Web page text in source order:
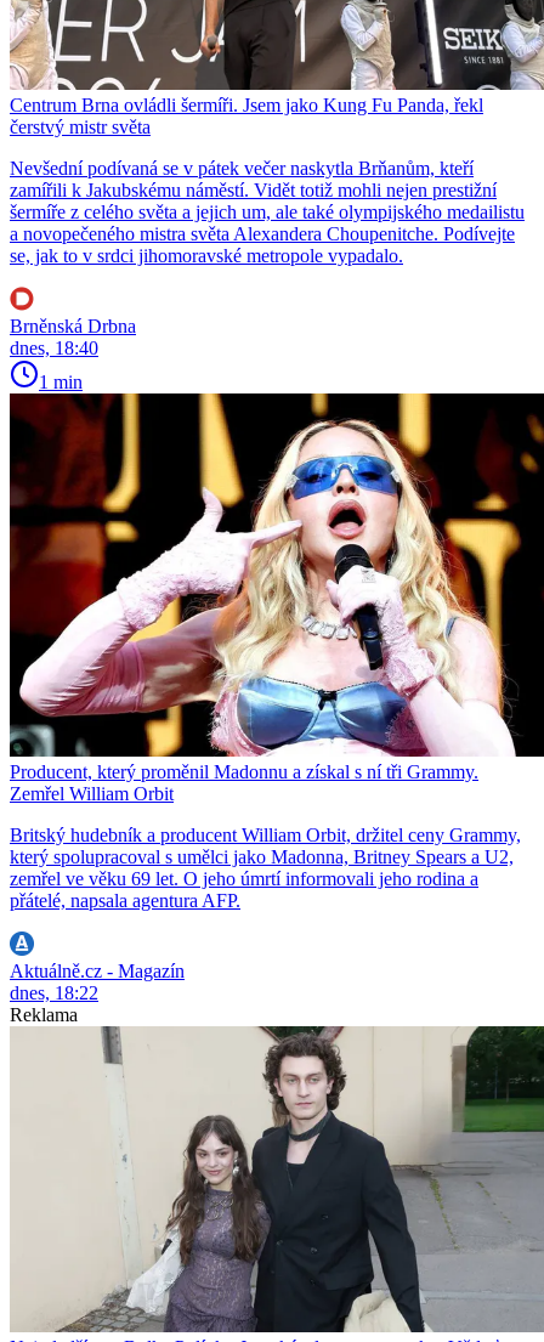
Centrum Brna ovládli šermíři. Jsem jako Kung Fu Panda, řekl
čerstvý mistr světa
Nevšední podívaná se v pátek večer naskytla Brňanům, kteří
zamířili k Jakubskému náměstí. Vidět totiž mohli nejen prestižní
šermíře z celého světa a jejich um, ale také olympijského medailistu
a novopečeného mistra světa Alexandera Choupenitche. Podívejte
se, jak to v srdci jihomoravské metropole vypadalo.
Brněnská Drbna
dnes, 18:40
1 min
Producent, který proměnil Madonnu a získal s ní tři Grammy.
Zemřel William Orbit
Britský hudebník a producent William Orbit, držitel ceny Grammy,
který spolupracoval s umělci jako Madonna, Britney Spears a U2,
zemřel ve věku 69 let. O jeho úmrtí informovali jeho rodina a
přátelé, napsala agentura AFP.
Aktuálně.cz - Magazín
dnes, 18:22
Reklama